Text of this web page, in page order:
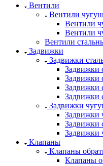
Вентили
Вентили
Вентили
Вентили
Вентили
Задвижки
Задвижки
Задвижки
Задвижки
Задвижки
Задвижки
Задвижки
Задвижки
Задвижки
Задвижки
Клапаны
Клапаны
Клапаны